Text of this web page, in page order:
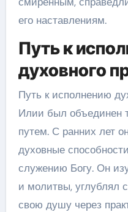
его наставлениям.
Путь к
духовного
Путь к исполнению
Илии был объединен
путем. С ранних лет
духовные
служению Богу. Он
и молитвы, углублял
свою душу через